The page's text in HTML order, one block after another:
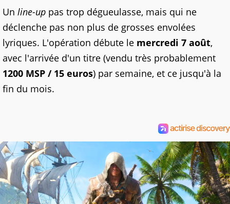
Un line-up pas trop dégueulasse, mais qui ne
déclenche pas non plus de grosses envolées
lyriques. L'opération débute le mercredi 7 août,
avec l'arrivée d'un titre (vendu très probablement
1200 MSP / 15 euros) par semaine, et ce jusqu'à la
fin du mois.